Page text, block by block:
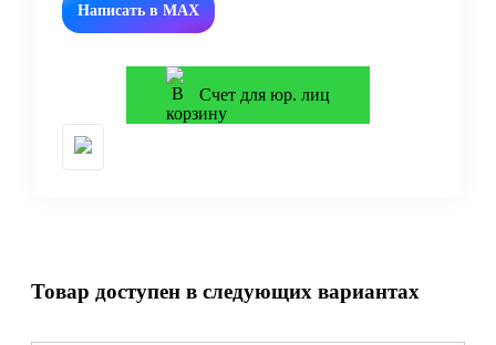
Написать в MAX
Счет для юр. лиц
Товар доступен в следующих вариантах